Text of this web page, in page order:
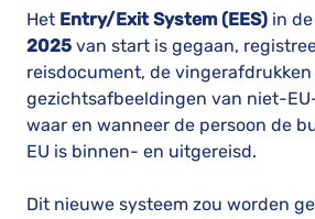
Het Entry/Exit System (EES) in
2025 van start is gegaan,
reisdocument, de vingerafdrukken
gezichtsafbeeldingen van niet-
waar en wanneer de persoon de
EU is binnen- en uitgereisd.
Dit nieuwe systeem zou worden